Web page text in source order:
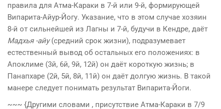
правила для Атма-Караки в 7-й или 9-й, формирующей
Випарита-Айур-Йогу. Указание, что в этом случае хозяин
8-й от сильнейшей из Лагны и 7-й, будучи в Кендре, даёт
Мадхья -айу(средний срок жизни), подразумевает
естественный вывод об остальных его положениях: в
Апоклиме (3й, 6й, 9й, 12й) он даёт короткую жизнь; в
Панапхаре (2й, 5й, 8й, 11й) он даёт долгую жизнь. В такой
манере следует понимать результат Випарита-Йоги.
~~~ {Другими словами , присутствие Атма-Караки в 7/9